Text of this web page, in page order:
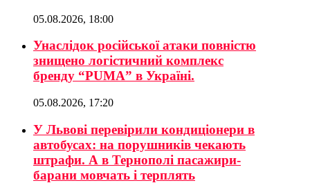
05.08.2026, 18:00
Унаслідок російської атаки повністю
знищено логістичний комплекс
бренду “PUMA” в Україні.
05.08.2026, 17:20
У Львові перевірили кондиціонери в
автобусах: на порушників чекають
штрафи. А в Тернополі пасажири-
барани мовчать і терплять